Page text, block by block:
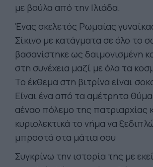
με βούλα από την Ιλιάδα.
Ένας σκελετός Ρωμαίας
Σίκινο με κατάγματα σε όλο το
βασανίστηκε ως δαιμονισμένη
στη συνέχεια μαζί με όλα τα
Το έκθεμα στη βιτρίνα είναι
Είναι ένα από τα αμέτρητα
αέναο πόλεμο της πατριαρχίας
κυριολεκτικά το νήμα να
μπροστά στα μάτια σου
Συγκρίνω την ιστορία της με